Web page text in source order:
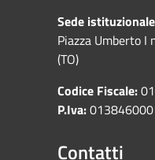
Sede istituzionale
Piazza Umberto I
(TO)
Codice Fiscale:
P.Iva:
Contatti